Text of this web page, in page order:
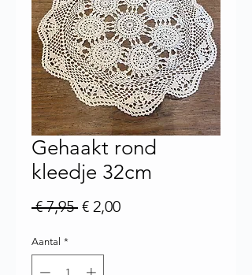
Gehaakt rond
kleedje 32cm
€ 7,95 Normale prijs
€ 2,00Verkoopprijs
Aantal *